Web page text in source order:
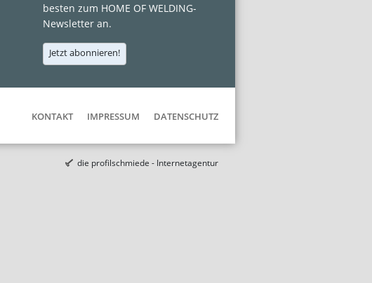
besten zum HOME OF WELDING-
Newsletter an.
Jetzt abonnieren!
KONTAKT IMPRESSUM DATENSCHUTZ
die profilschmiede - Internetagentur